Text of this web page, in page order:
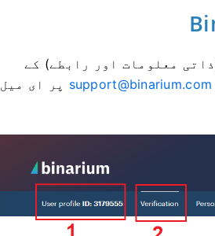
معلومات اور رابطے) کے
support@binarium.com پر ای میل